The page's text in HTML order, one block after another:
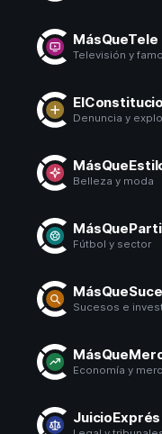
MásQueTele
Televisión y
Denuncia y
Belleza y moda
Fútbol y sector
Sucesos e
Economía y
JuicioExprés